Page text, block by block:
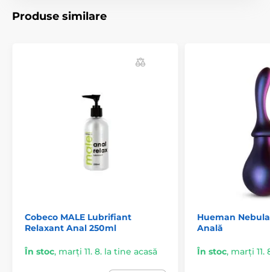
Produse similare
Cobeco MALE Lubrifiant
Relaxant Anal 250ml
În stoc, marți 11. 8. la tine acasă
Hueman
Anală
În stoc, marți 11.